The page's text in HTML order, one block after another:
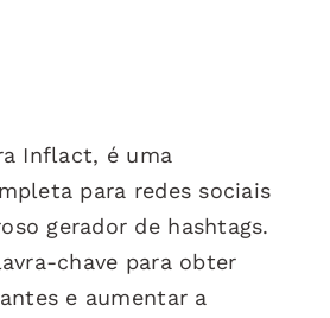
Inflact, é uma
para redes sociais
gerador de hashtags.
chave para obter
e aumentar a